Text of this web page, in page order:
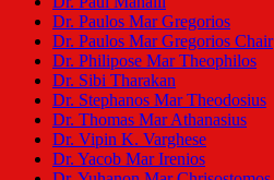
Dr. Paulos Mar Gregorios
Dr. Paulos Mar Gregorios Chair
Dr. Philipose Mar Theophilos
Dr. Sibi Tharakan
Dr. Stephanos Mar Theodosius
Dr. Thomas Mar Athanasius
Dr. Vipin K. Varghese
Dr. Yacob Mar Irenios